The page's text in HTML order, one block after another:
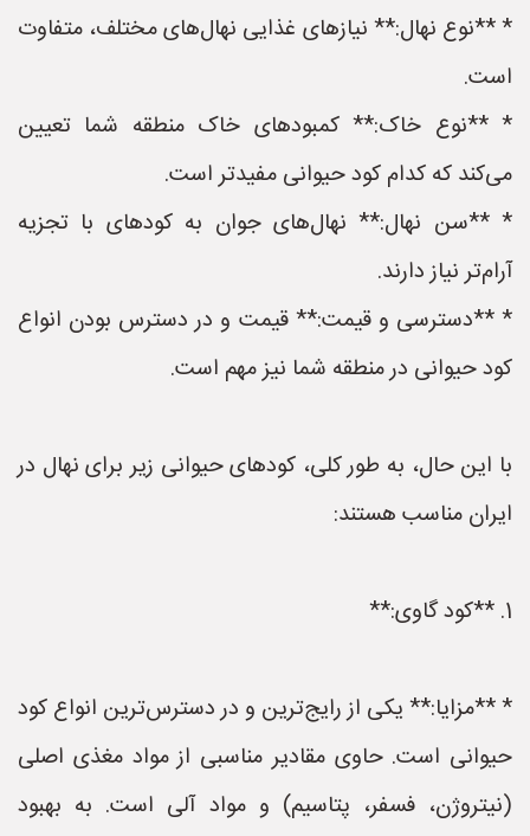
* **نوع نهال:** نیازهای غذایی نهال‌های مختلف، متفاوت
است.
* **نوع خاک:** کمبودهای خاک منطقه شما تعیین
می‌کند که کدام کود حیوانی مفیدتر است.
* **سن نهال:** نهال‌های جوان به کودهای با تجزیه
آرام‌تر نیاز دارند.
* **دسترسی و قیمت:** قیمت و در دسترس بودن انواع
کود حیوانی در منطقه شما نیز مهم است.
با این حال، به طور کلی، کودهای حیوانی زیر برای نهال در
ایران مناسب هستند:
1. **کود گاوی:**
* **مزایا:** یکی از رایج‌ترین و در دسترس‌ترین انواع کود
حیوانی است. حاوی مقادیر مناسبی از مواد مغذی اصلی
(نیتروژن، فسفر، پتاسیم) و مواد آلی است. به بهبود